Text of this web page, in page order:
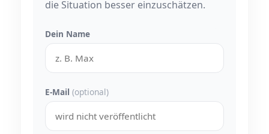
die Situation besser einzuschätzen.
Dein Name
E-Mail (optional)